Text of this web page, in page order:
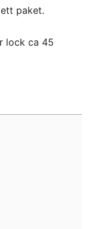
paket.
lock ca 45